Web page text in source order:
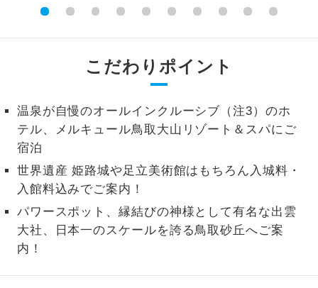
こだわりポイント
温泉が自慢のオールインクルーシブ（注3）のホ
テル、メルキュール鳥取大山リゾート＆スパにご
宿泊
世界遺産 姫路城や足立美術館はもちろん入城料・
入館料込みでご案内！
パワースポット、縁結びの神様として有名な出雲
大社、日本一のスケールを誇る鳥取砂丘へご案
内！
大浴場 ご宿泊ホテルに大浴場が付いています。
全食事付き
事の心配はいりません。（機内食を除
お部屋食
お部屋にてゆっくりとお召し上がりいた
だけます。
ホン
をじっくり聞くことができます。
1名様催行
1名様から出発可能な個人型プランで